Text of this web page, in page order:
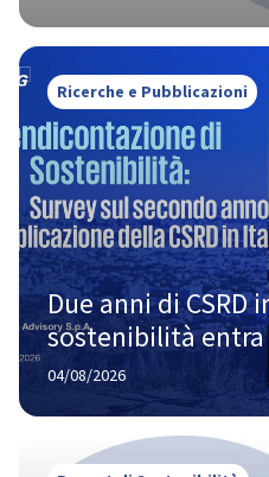
Ricerche e Pubblicazioni
Due anni di CSRD
sostenibilità
ma la strada
è ancora lunga
04/08/2026